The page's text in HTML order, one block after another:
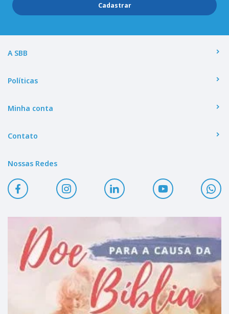
Cadastrar
A SBB
Políticas
Minha conta
Contato
Nossas Redes